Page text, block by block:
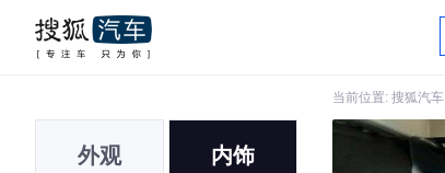
当前位置: 搜狐汽车
外观 内饰